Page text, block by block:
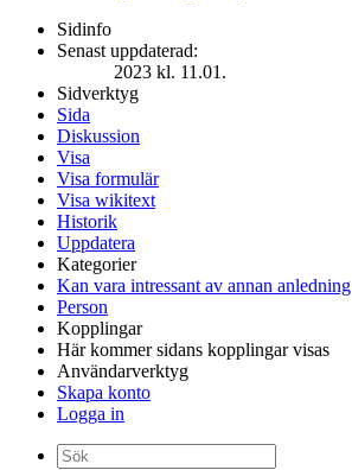
Sidinfo
Senast uppdaterad:
2023 kl. 11.01.
Sidverktyg
Sida
Diskussion
Visa
Visa formulär
Visa wikitext
Historik
Uppdatera
Kategorier
Kan vara intressant av annan anledning
Person
Kopplingar
Här kommer sidans kopplingar visas
Användarverktyg
Skapa konto
Logga in